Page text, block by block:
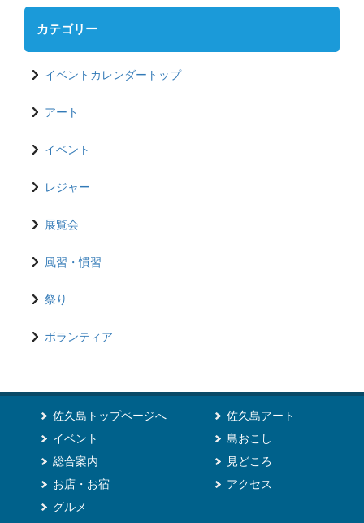
カテゴリー
イベントカレンダートップ
アート
イベント
レジャー
展覧会
風習・慣習
祭り
ボランティア
佐久島トップページへ
イベント
総合案内
お店・お宿
グルメ
佐久島アート
島おこし
見どころ
アクセス